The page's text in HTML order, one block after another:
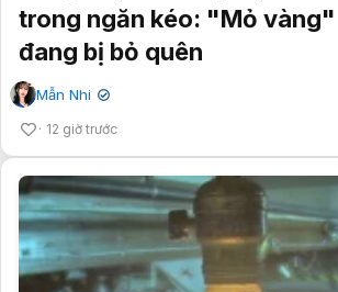
trong ngăn kéo: "Mỏ
đang bị bỏ quên
Mẫn Nhi ✔
12 giờ trước